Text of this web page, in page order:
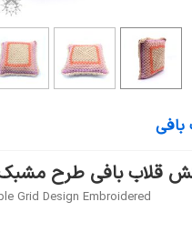
بافی
قلاب بافی طرح
Grid Design Embroidered